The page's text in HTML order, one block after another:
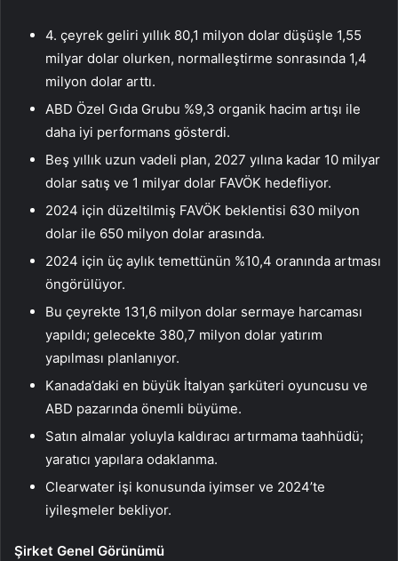
4. çeyrek geliri yıllık 80,1 milyon dolar düşüşle 1,55
milyar dolar olurken, normalleştirme sonrasında 1,4
milyon dolar arttı.
ABD Özel Gıda Grubu %9,3 organik hacim artışı ile
daha iyi performans gösterdi.
Beş yıllık uzun vadeli plan, 2027 yılına kadar 10 milyar
dolar satış ve 1 milyar dolar FAVÖK hedefliyor.
2024 için düzeltilmiş FAVÖK beklentisi 630 milyon
dolar ile 650 milyon dolar arasında.
2024 için üç aylık temettünün %10,4 oranında artması
öngörülüyor.
Bu çeyrekte 131,6 milyon dolar sermaye harcaması
yapıldı; gelecekte 380,7 milyon dolar yatırım
yapılması planlanıyor.
Kanada’daki en büyük İtalyan şarküteri oyuncusu ve
ABD pazarında önemli büyüme.
Satın almalar yoluyla kaldıracı artırmama taahhüdü;
yaratıcı yapılara odaklanma.
Clearwater işi konusunda iyimser ve 2024’te
iyileşmeler bekliyor.
Şirket Genel Görünümü